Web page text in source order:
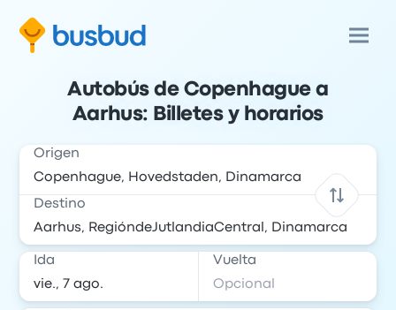
Autobús de Copenhague a
Aarhus: Billetes y horarios
Origen
Destino
Ida Vuelta